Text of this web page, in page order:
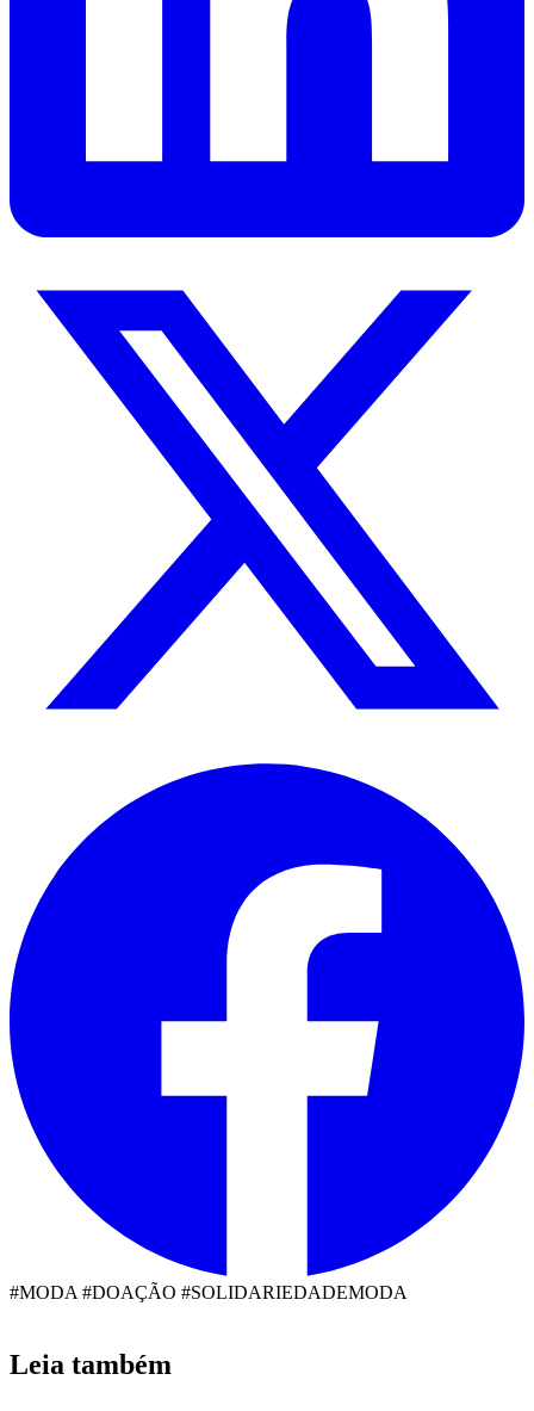
#MODA #DOAÇÃO #SOLIDARIEDADEMODA
Leia também